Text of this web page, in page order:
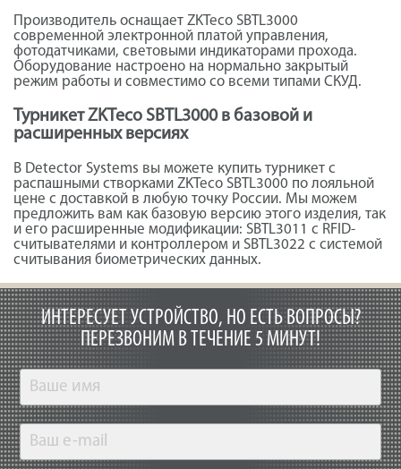
Производитель оснащает ZKTeco SBTL3000
современной электронной платой управления,
фотодатчиками, световыми индикаторами прохода.
Оборудование настроено на нормально закрытый
режим работы и совместимо со всеми типами СКУД.
Турникет ZKTeco SBTL3000 в базовой и
расширенных версиях
В Detector Systems вы можете купить турникет с
распашными створками ZKTeco SBTL3000 по лояльной
цене с доставкой в любую точку России. Мы можем
предложить вам как базовую версию этого изделия, так
и его расширенные модификации: SBTL3011 с RFID-
считывателями и контроллером и SBTL3022 с системой
считывания биометрических данных.
ИНТЕРЕСУЕТ УСТРОЙСТВО, НО ЕСТЬ ВОПРОСЫ?
ПЕРЕЗВОНИМ В ТЕЧЕНИЕ 5 МИНУТ!